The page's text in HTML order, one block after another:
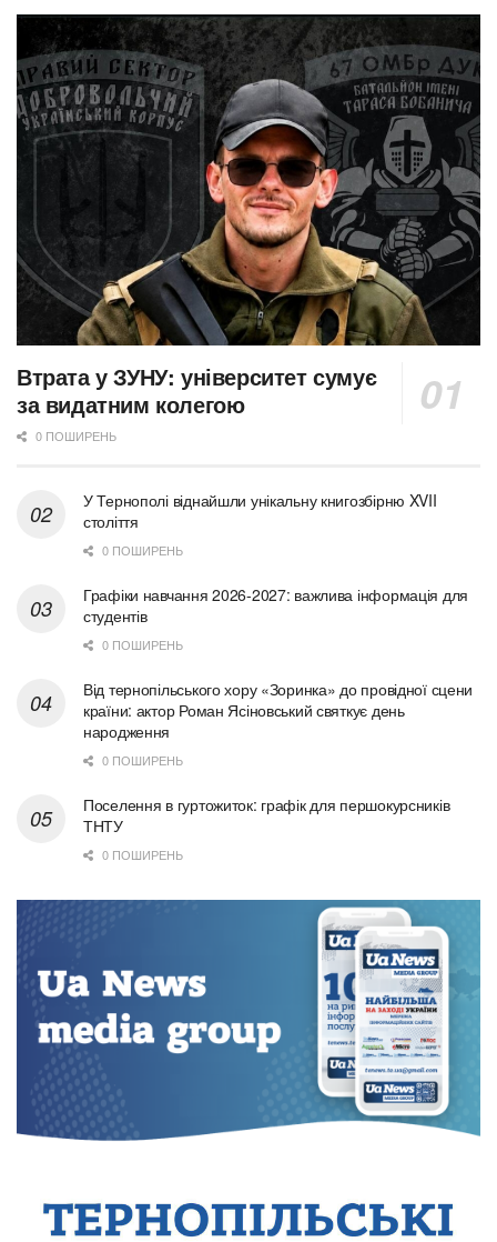
Втрата у ЗУНУ: університет сумує
за видатним колегою
0 ПОШИРЕНЬ
У Тернополі віднайшли унікальну книгозбірню XVII
століття
0 ПОШИРЕНЬ
Графіки навчання 2026-2027: важлива інформація для
студентів
0 ПОШИРЕНЬ
Від тернопільського хору «Зоринка» до провідної сцени
країни: актор Роман Ясіновський святкує день
народження
0 ПОШИРЕНЬ
Поселення в гуртожиток: графік для першокурсників
ТНТУ
0 ПОШИРЕНЬ